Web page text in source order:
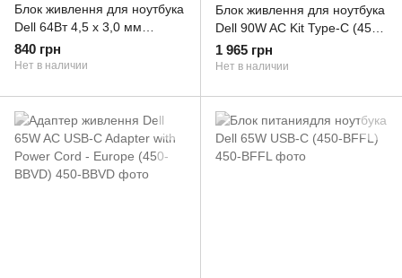
Блок живлення для ноутбука
Dell 64Вт 4,5 x 3,0 мм
(HA65NE1-00)
840 грн
Нет в наличии
Блок живлення для ноутбука
Dell 90W AC Kit Type-C (450-
AGOQ)
1 965 грн
Нет в наличии